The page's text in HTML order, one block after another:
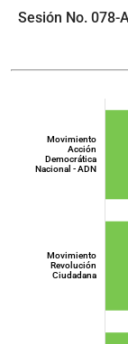
Sesión No. 078-
Movimiento
Revolución
Ciudadana
Movimiento
Acción
Democrática
Nacional - ADN